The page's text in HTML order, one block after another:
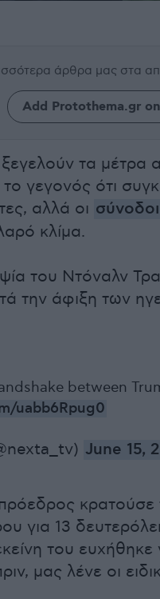
άρθρα μας στα
Add Protothema.gr
τα μέτρα
γεγονός ότι
αλλά οι
κλίμα.
του Ντόναλν
την άφιξη των
between
uabb6Rpug0
June 15,
κρατούσε
για 13
του
μας λένε οι